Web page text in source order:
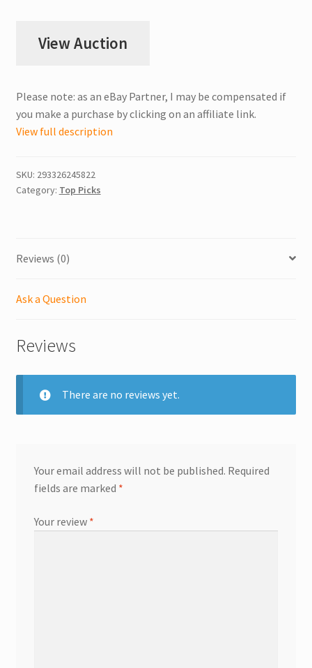
View Auction
Please note: as an eBay Partner, I may be compensated if
you make a purchase by clicking on an affiliate link.
View full description
SKU: 293326245822
Category: Top Picks
Reviews (0)
Ask a Question
Reviews
There are no reviews yet.
Your email address will not be published. Required
fields are marked *
Your review *